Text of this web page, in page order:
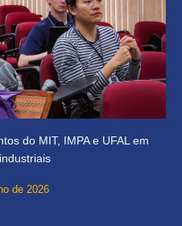
do MIT, IMPA e UFAL em
de 2026